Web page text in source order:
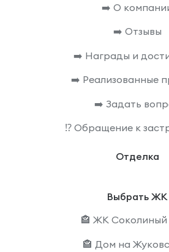
➡️ О
➡️ Отзывы
➡️ Награды и
➡️ Реализованные
➡️ Задать
⁉️ Обращение к
Отделка
Выбрать ЖК
🏤 ЖК Соколиный
🏤 Дом на